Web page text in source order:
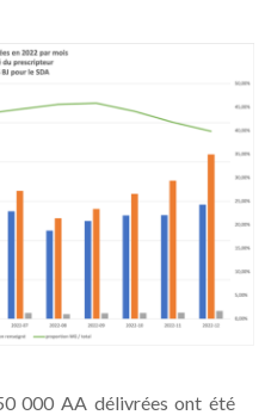
000 AA délivrées ont été